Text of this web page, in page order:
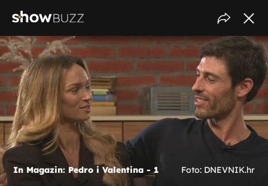
In Magazin: Pedro i Valentina - 1 Foto: DNEVNIK.hr